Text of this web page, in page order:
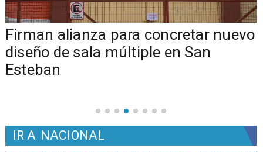
​​Firman alianza para concretar nuevo
diseño de sala múltiple en San
Esteban
IR A NACIONAL